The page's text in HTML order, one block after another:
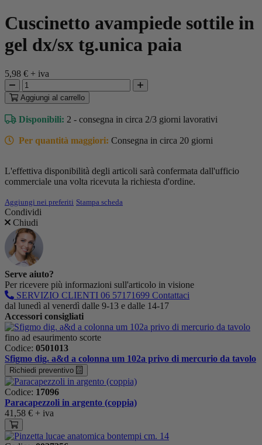
Cuscinetto avampiede sottile in
gel dx/sx tg.unica paia
5,98 € + iva
Aggiungi al carrello
Disponibili: 2 - consegna in circa 2/3 giorni lavorativi
Per quantità maggiori: Consegna in circa 20 giorni
L'effettiva disponibilità degli articoli sarà confermata dall'ufficio
commerciale una volta ricevuta la richiesta d'ordine.
Aggiungi nei preferiti Stampa scheda
Condividi
Chiudi
Serve aiuto?
Per ricevere più informazioni sull'articolo in visione
SERVIZIO CLIENTI 06 57171699 Contattaci
dal lunedì al venerdì dalle 9-13 e dalle 14-17
Accessori consigliati
fino ad esaurimento scorte
Codice: 0501013
Sfigmo dig. a&d a colonna um 102a privo di mercurio da tavolo
Richiedi preventivo
Codice: 17096
Paracapezzoli in argento (coppia)
41,58 € + iva